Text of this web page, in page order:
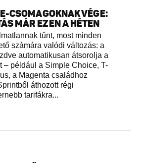
CSOMAGOKNAK VÉGE:
MÁR EZEN A HÉTEN
tűnt, most minden
számára valódi változás: a
automatikusan átsorolja a
– például a Simple Choice, T-
a Magenta családhoz
áthozott régi
tarifákra...